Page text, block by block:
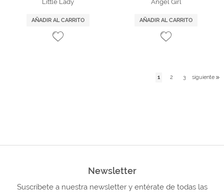
Little Lady
AÑADIR AL CARRITO
Angel Girl
AÑADIR AL CARRITO
1 2 3 siguiente
Newsletter
Suscríbete a nuestra newsletter y entérate de todas las